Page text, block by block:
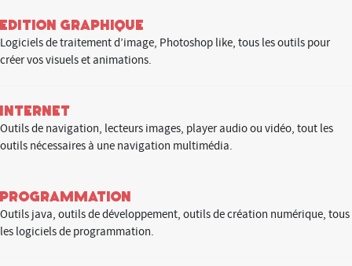
Edition graphique
Logiciels de traitement d’image, Photoshop like, tous les outils pour
créer vos visuels et animations.
Internet
Outils de navigation, lecteurs images, player audio ou vidéo, tout les
outils nécessaires à une navigation multimédia.
Programmation
Outils java, outils de développement, outils de création numérique, tous
les logiciels de programmation.